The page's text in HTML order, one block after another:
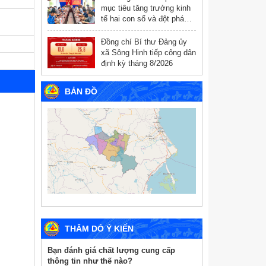
mục tiêu tăng trưởng kinh
tế hai con số và đột phá
chuyển đổi số
Đồng chí Bí thư Đảng ủy
xã Sông Hinh tiếp công dân
định kỳ tháng 8/2026
BẢN ĐỒ
THĂM DÒ Ý KIẾN
Bạn đánh giá chất lượng cung cấp
thông tin như thế nào?